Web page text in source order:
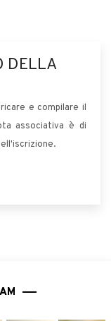
DELLA
e compilare il
associativa è di